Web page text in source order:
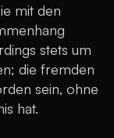
mit den
stets um
die fremden
sein, ohne
hat.